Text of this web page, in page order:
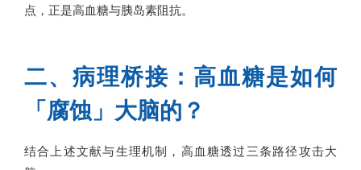
点，正是高血糖与胰岛素阻抗。
二、病理桥接：高血糖是如何
「腐蚀」大脑的？
结合上述文献与生理机制，高血糖透过三条路径攻击大